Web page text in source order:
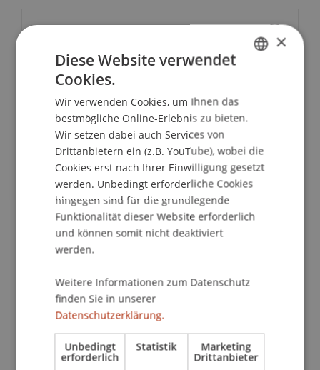
School/Professur:
Empfang
Das Institut für Wirtschaftsinformatik der
Hochschule Liechtenstein informiert über die
aktuellen Weiterbildungsangebote aus den
Bereichen Business Process Management,
objektorientierte Softwareentwicklung sowie die
aktuellen Bachelor- und Masterstudiengänge.
Bei dieser Veranstaltung erhalten Sie fundierte
Gesamtüberblick über das Angebot an Studien-
und Lehrgängen, fachspezifischen Tagungen,
Seminaren und Vorträgen.
Wir laden Sie herzlich ein, das Institut für
×
Diese Website verwendet
Cookies.
Wir verwenden Cookies, um Ihnen das
bestmögliche Online-Erlebnis zu bieten.
Wir setzen dabei auch Services von
Drittanbietern ein (z.B. YouTube), wobei die
Cookies erst nach Ihrer Einwilligung gesetzt
werden. Unbedingt erforderliche Cookies
hingegen sind für die grundlegende
Funktionalität dieser Website erforderlich
und können somit nicht deaktiviert
werden.
Weitere Informationen zum Datenschutz
finden Sie in unserer
Datenschutzerklärung.
Unbedingt
erforderlich
Statistik Marketing
Drittanbieter